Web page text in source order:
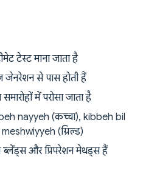
टेस्ट माना जाता है
जेनरेशन से पास होती हैं
में परोसा जाता है
nayyeh (कच्चा), kibbeh bil
(ग्रिल्ड)
ब्लेंड्स और प्रिपरेशन मेथड्स हैं